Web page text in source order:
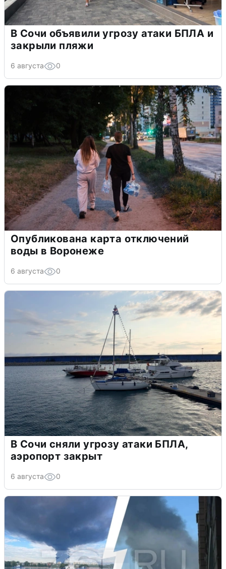
В Сочи объявили угрозу атаки БПЛА и
закрыли пляжи
6 августа 0
Опубликована карта отключений
воды в Воронеже
6 августа 0
В Сочи сняли угрозу атаки БПЛА,
аэропорт закрыт
6 августа 0